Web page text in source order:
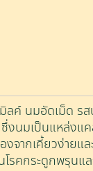
ลค์ นมอัดเม็ด รส
มเป็นแหล่งแ
งจากเคี้ยวง่า
รคกระดูกพรุนแล